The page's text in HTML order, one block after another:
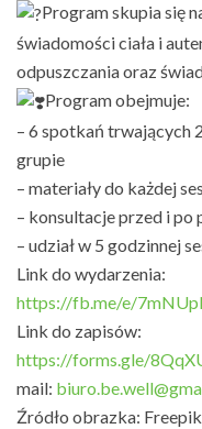
Program skupia się
świadomości ciała i
odpuszczania oraz
Program obejmuje:
– 6 spotkań trwających
grupie
– materiały do każdej
– konsultacje przed i po
– udział w 5 godzinnej
Link do wydarzenia:
https://fb.me/e/
Link do zapisów:
https://forms.gle/
mail:
Źródło obrazka: Freepik